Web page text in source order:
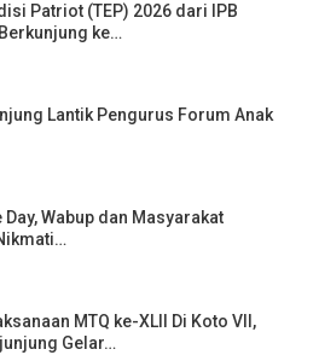
Patriot (TEP) 2026 dari IPB
ke…
Lantik Pengurus Forum Anak
Day, Wabup dan Masyarakat
MTQ ke-XLII Di Koto VII,
Gelar…